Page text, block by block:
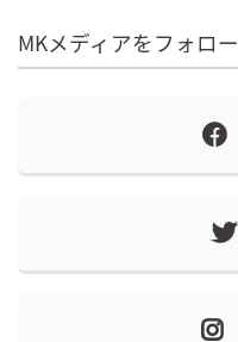
MKメディアをフォロー